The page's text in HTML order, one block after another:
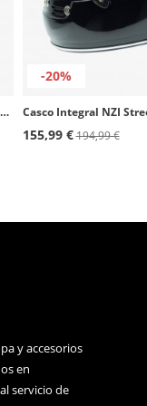
Casco Integral NZI Street Track 4 Sputnik Negro mate con bandera de Francia
-20%
Casco Integral NZI
155,99 €194,99 €
y accesorios
en
servicio de